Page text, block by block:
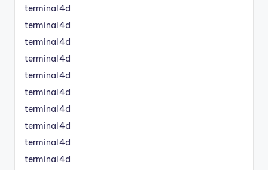
terminal4d
terminal4d
terminal4d
terminal4d
terminal4d
terminal4d
terminal4d
terminal4d
terminal4d
terminal4d